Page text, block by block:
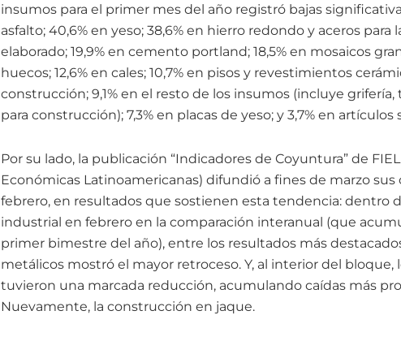
insumos para el primer mes del año registró bajas
asfalto; 40,6% en yeso; 38,6% en hierro redondo y aceros
elaborado; 19,9% en cemento portland; 18,5% en mosaicos
huecos; 12,6% en cales; 10,7% en pisos y revestimientos
construcción; 9,1% en el resto de los insumos (incluye
para construcción); 7,3% en placas de yeso; y 3,7% en artículos
Por su lado, la publicación “Indicadores de Coyuntura” de
Económicas Latinoamericanas) difundió a fines de marzo
febrero, en resultados que sostienen esta tendencia: dentro
industrial en febrero en la comparación interanual (que
primer bimestre del año), entre los resultados más
metálicos mostró el mayor retroceso. Y, al interior del
tuvieron una marcada reducción, acumulando caídas más
Nuevamente, la construcción en jaque.